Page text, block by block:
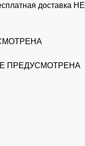
доставка НЕ
НЕ ПРЕДУСМОТРЕНА